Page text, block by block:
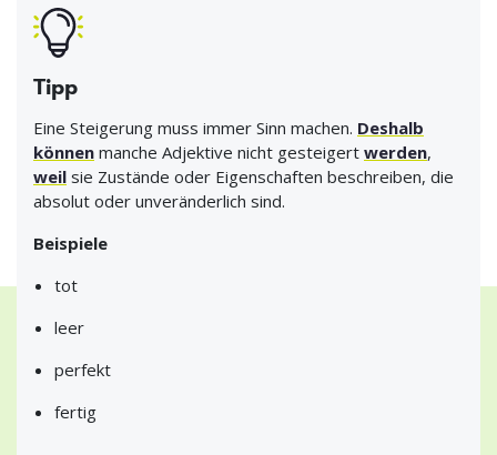
Tipp
Eine Steigerung muss immer Sinn machen. Deshalb
können manche Adjektive nicht gesteigert werden,
weil sie Zustände oder Eigenschaften beschreiben, die
absolut oder unveränderlich sind.
Beispiele
tot
leer
perfekt
fertig